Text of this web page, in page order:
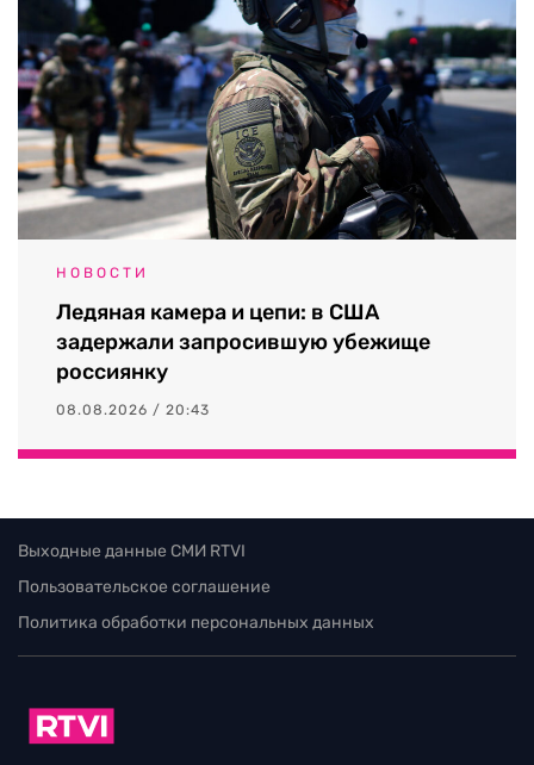
НОВОСТИ
Ледяная камера и цепи: в США
задержали запросившую убежище
россиянку
08.08.2026 / 20:43
Выходные данные СМИ RTVI
Пользовательское соглашение
Политика обработки персональных данных